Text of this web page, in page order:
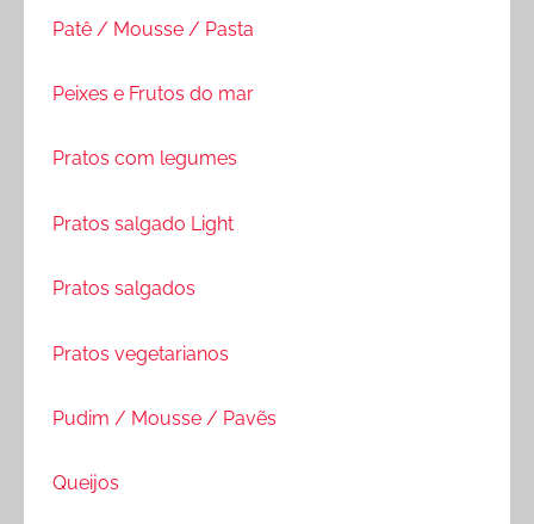
Patê / Mousse / Pasta
Peixes e Frutos do mar
Pratos com legumes
Pratos salgado Light
Pratos salgados
Pratos vegetarianos
Pudim / Mousse / Pavẽs
Queijos